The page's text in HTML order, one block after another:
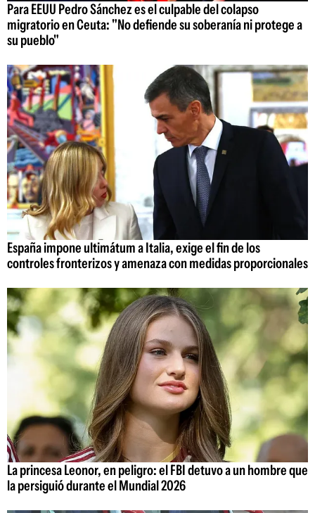
Para EEUU Pedro Sánchez es el culpable del colapso
migratorio en Ceuta: "No defiende su soberanía ni protege a
su pueblo"
España impone ultimátum a Italia, exige el fin de los
controles fronterizos y amenaza con medidas proporcionales
La princesa Leonor, en peligro: el FBI detuvo a un hombre que
la persiguió durante el Mundial 2026